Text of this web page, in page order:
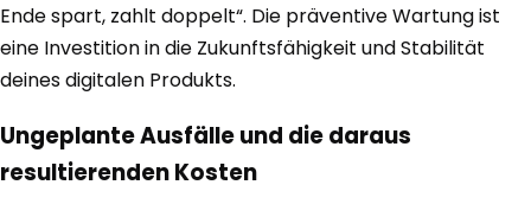
Ende spart, zahlt doppelt“. Die präventive Wartung ist
eine Investition in die Zukunftsfähigkeit und Stabilität
deines digitalen Produkts.
Ungeplante Ausfälle und die daraus
resultierenden Kosten